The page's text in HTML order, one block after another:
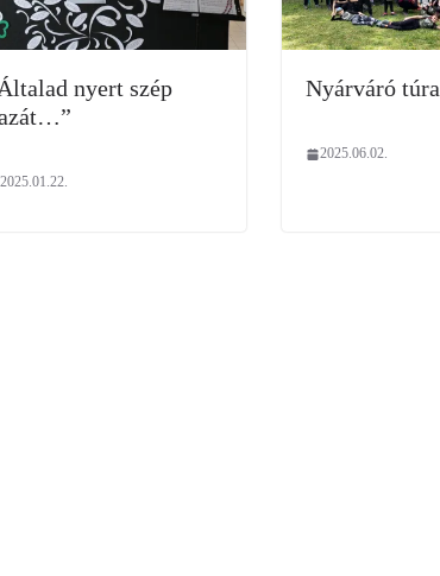
nyert szép
2025.01.22.
Nyárváró túra
2025.06.02.